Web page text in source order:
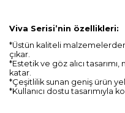
Viva Serisi’nin özellikleri:
*Üstün kaliteli
çıkar.
*Estetik ve göz alıcı
katar.
*Çeşitlilik sunan geniş ürün
*Kullanıcı dostu tasarımıyla